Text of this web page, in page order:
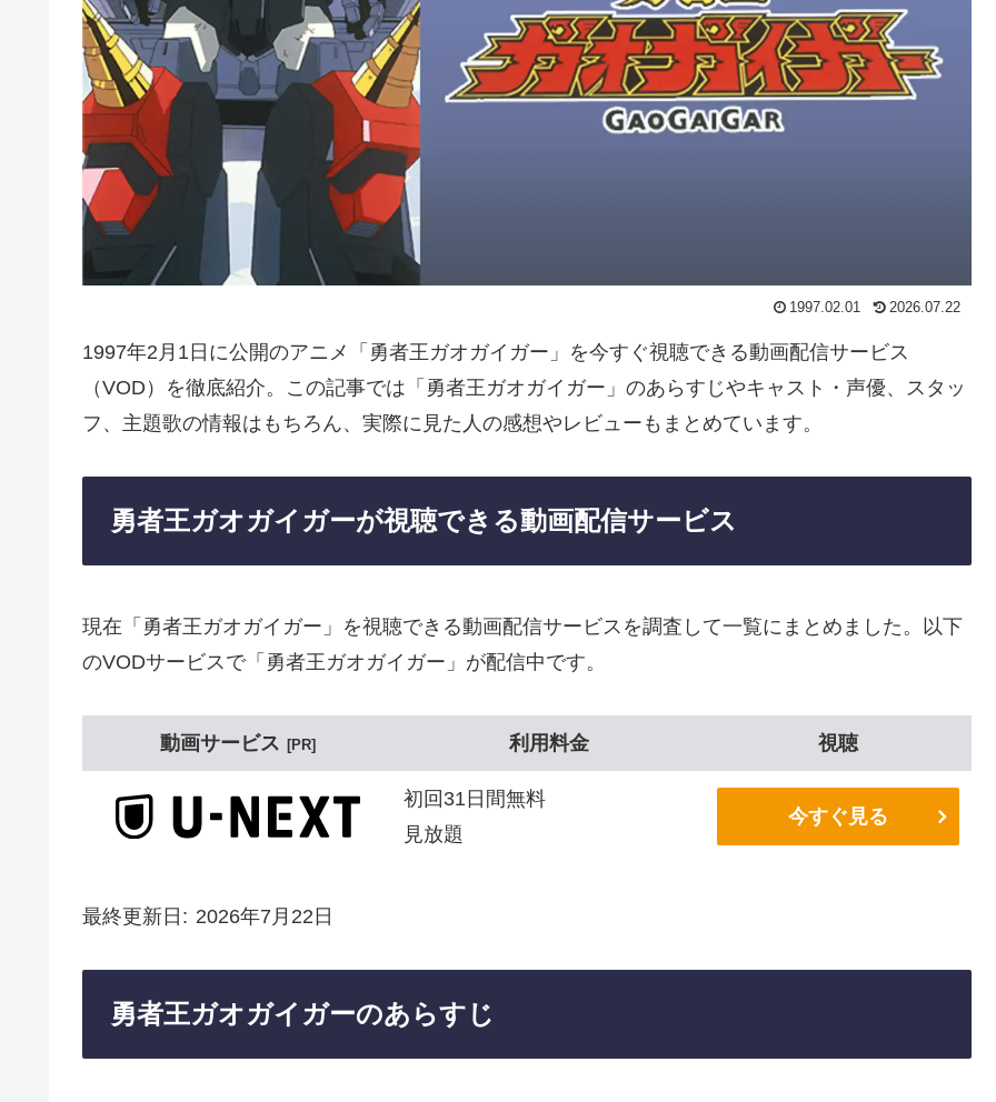
1997.02.01 2026.07.22
1997年2月1日に公開のアニメ「勇者王ガオガイガー」を今すぐ視聴できる動画配信サービス
（VOD）を徹底紹介。この記事では「勇者王ガオガイガー」のあらすじやキャスト・声優、スタッ
フ、主題歌の情報はもちろん、実際に見た人の感想やレビューもまとめています。
勇者王ガオガイガーが視聴できる動画配信サービス
現在「勇者王ガオガイガー」を視聴できる動画配信サービスを調査して一覧にまとめました。以下
のVODサービスで「勇者王ガオガイガー」が配信中です。
動画サービス PR 利用料金 視聴
初回31日間無料
見放題
今すぐ見る
最終更新日 2026年7月22日
勇者王ガオガイガーのあらすじ